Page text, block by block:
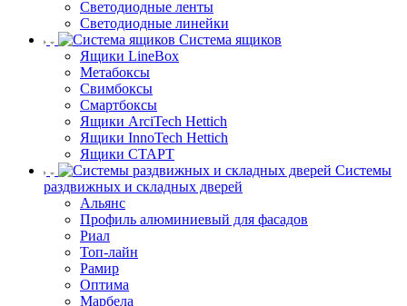
Светодиодные ленты
Светодиодные линейки
Система ящиков
Ящики LineBox
Метабоксы
Свимбоксы
Смартбоксы
Ящики ArciTech Hettich
Ящики InnoTech Hettich
Ящики СТАРТ
Системы
раздвижных и складных дверей
Альянс
Профиль алюминиевый для фасадов
Риал
Топ-лайн
Рамир
Оптима
Марбела